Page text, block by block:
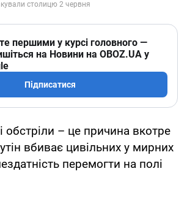
першими у курсі головного —
на Новини на OBOZ.UA у
Підписатися
обстріли – це причина вкотре
вбиває цивільних у мирних
перемогти на полі